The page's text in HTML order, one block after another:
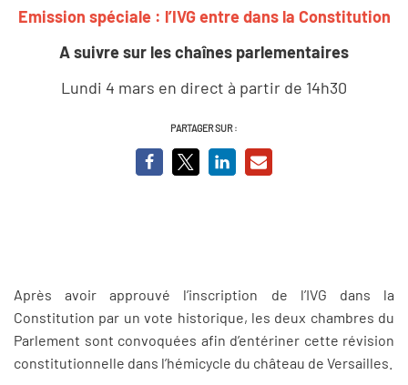
Emission spéciale : l’IVG entre dans la Constitution
A suivre sur les chaînes parlementaires
Lundi 4 mars en direct à partir de 14h30
PARTAGER SUR :
Après avoir approuvé l’inscription de l’IVG dans la
Constitution par un vote historique, les deux chambres du
Parlement sont convoquées afin d’entériner cette révision
constitutionnelle dans l’hémicycle du château de Versailles.